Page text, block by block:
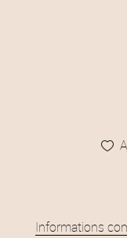
Informations